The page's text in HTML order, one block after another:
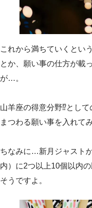
これから満ちていくとい
とか、願い事の仕方が載
が…。
山羊座の得意分野⁉として
まつわる願い事を入れて
ちなみに…新月ジャスト
内）に2つ以上10個以内
そうですよ。